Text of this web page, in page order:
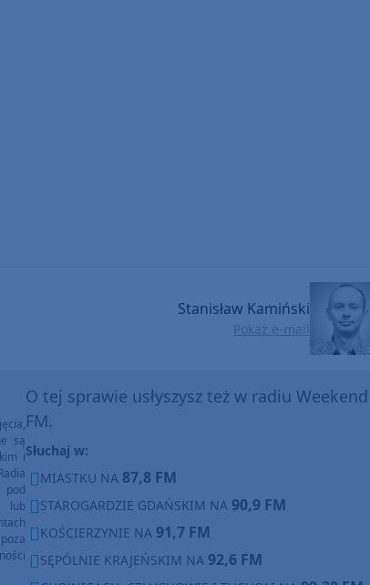
Stanisław Kamiński
Pokaż e-mail
O tej sprawie usłyszysz też w radiu Weekend
FM.
Słuchaj w:
MIASTKU NA 87,8 FM
STAROGARDZIE GDAŃSKIM NA 90,9 FM
KOŚCIERZYNIE NA 91,7 FM
SĘPÓLNIE KRAJEŃSKIM NA 92,6 FM
są
i
pod
lub